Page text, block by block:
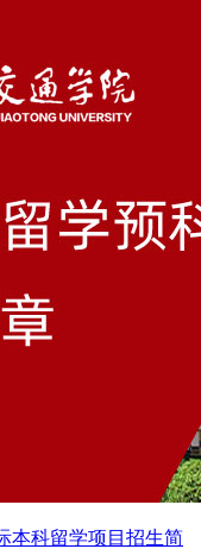
本科留学项目招生简